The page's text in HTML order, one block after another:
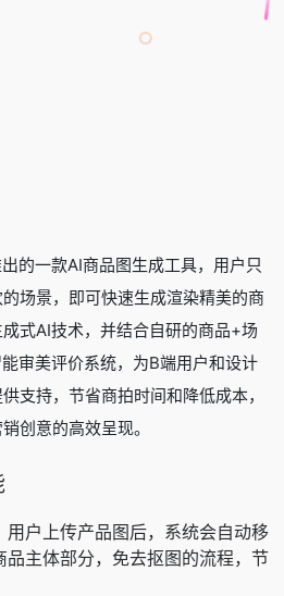
的一款AI商品图生成工具，用户只
场景，即可快速生成渲染精美的商
式AI技术，并结合自研的商品+场
审美评价系统，为B端用户和设计
支持，节省商拍时间和降低成本，
创意的高效呈现。
用户上传产品图后，系统会自动移
品主体部分，免去抠图的流程，节